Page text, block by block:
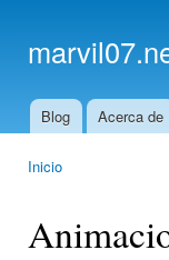
Main menu
Blog Acerca de
Inicio